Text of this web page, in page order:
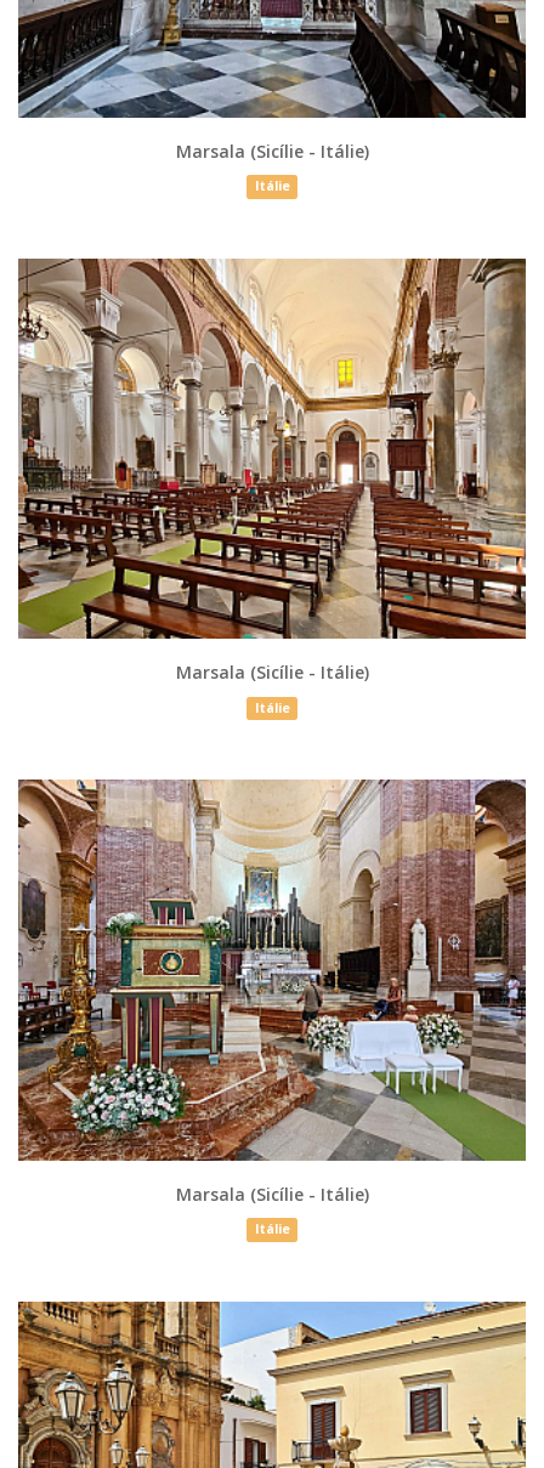
Marsala (Sicílie - Itálie)
Itálie
Marsala (Sicílie - Itálie)
Itálie
Marsala (Sicílie - Itálie)
Itálie